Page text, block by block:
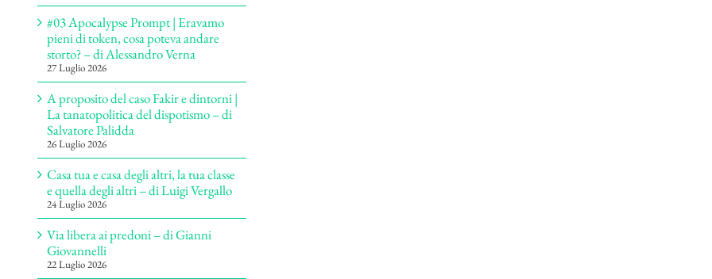
#03 Apocalypse Prompt | Eravamo
pieni di token, cosa poteva andare
storto? – di Alessandro Verna
27 Luglio 2026
A proposito del caso Fakir e dintorni |
La tanatopolitica del dispotismo – di
Salvatore Palidda
26 Luglio 2026
Casa tua e casa degli altri, la tua classe
e quella degli altri – di Luigi Vergallo
24 Luglio 2026
Via libera ai predoni – di Gianni
Giovannelli
22 Luglio 2026